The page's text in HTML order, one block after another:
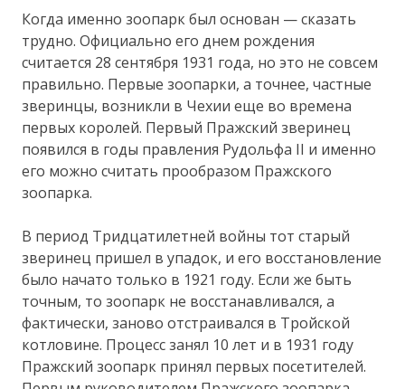
Когда именно зоопарк был основан — сказать
трудно. Официально его днем рождения
считается 28 сентября 1931 года, но это не совсем
правильно. Первые зоопарки, а точнее, частные
зверинцы, возникли в Чехии еще во времена
первых королей. Первый Пражский зверинец
появился в годы правления Рудольфа II и именно
его можно считать прообразом Пражского
зоопарка.
В период Тридцатилетней войны тот старый
зверинец пришел в упадок, и его восстановление
было начато только в 1921 году. Если же быть
точным, то зоопарк не восстанавливался, а
фактически, заново отстраивался в Тройской
котловине. Процесс занял 10 лет и в 1931 году
Пражский зоопарк принял первых посетителей.